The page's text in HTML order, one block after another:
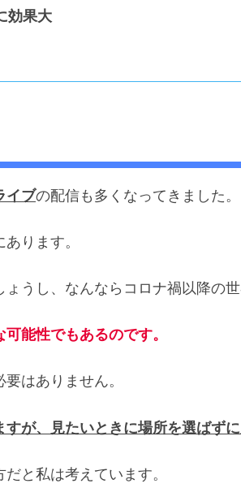
効果大
イブの配信も多くなってきました。
ります。
うし、なんならコロナ禍以降の
能性でもあるのです。
はありません。
が、見たいときに場所を選ばずに
と私は考えています。